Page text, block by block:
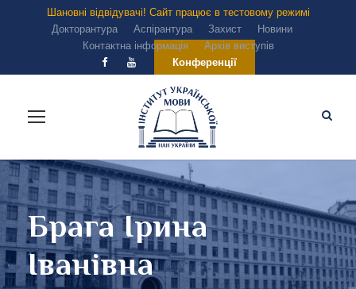
Шановні відвідувачі! Сайт працює в тестовому режимі
Докторантура
Аспірантура Захист
Новини
Контактна інформація
Архів виступів
Конференції
Брага Ірина
Іванівна